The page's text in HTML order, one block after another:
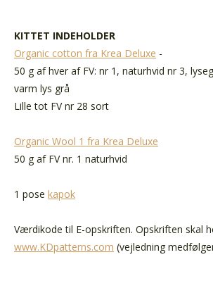
KITTET INDEHOLDER
Organic cotton fra Krea Deluxe -
50 g af hver af FV: nr 1, naturhvid nr 3,
varm lys grå
Lille tot FV nr 28 sort
Organic Wool 1 fra Krea Deluxe
50 g af FV nr. 1 naturhvid
1 pose kapok
Værdikode til E-opskriften. Opskriften skal
www.KDpatterns.com (vejledning